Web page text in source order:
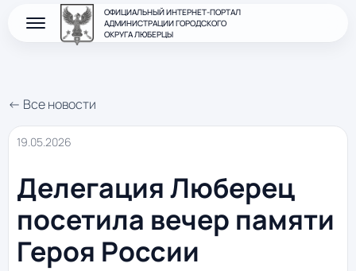
ОФИЦИАЛЬНЫЙ ИНТЕРНЕТ-ПОРТАЛ
АДМИНИСТРАЦИИ ГОРОДСКОГО
ОКРУГА ЛЮБЕРЦЫ
← Все новости
19.05.2026
Делегация Люберец
посетила вечер памяти
Героя России